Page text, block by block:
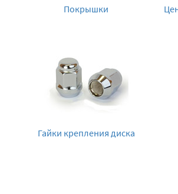
Покрышки
Гайки крепления диска